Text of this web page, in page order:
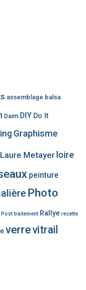
assemblage balsa
Daim DIY Do It
Graphisme
Laure Metayer loire
peinture
Photo
Post traitement Rallye recette
verrevitrail